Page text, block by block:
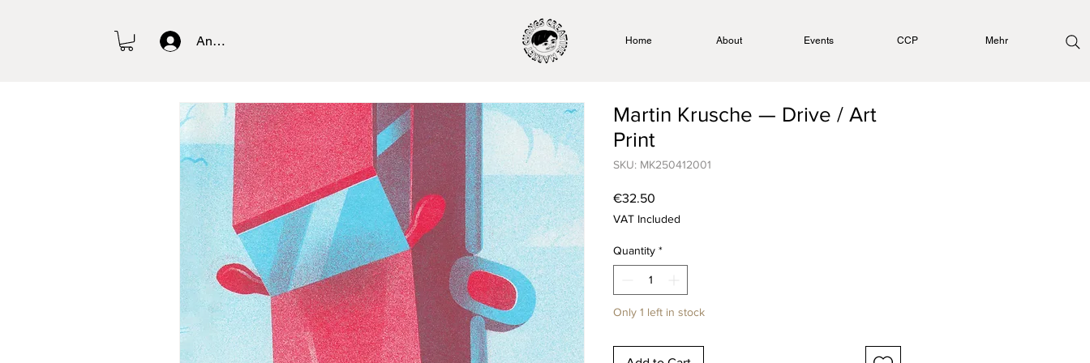
Anmelden Home About Events CCP Mehr
Martin Krusche — Drive / Art
Print
SKU: MK250412001
€32.50
VAT Included
Quantity *
Only 1 left in stock